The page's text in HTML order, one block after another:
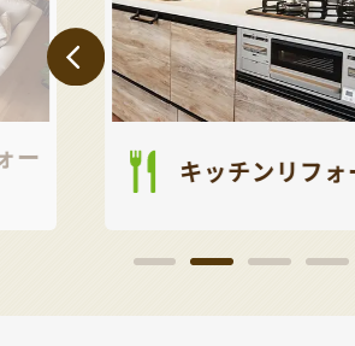
ー キッチンリフォ